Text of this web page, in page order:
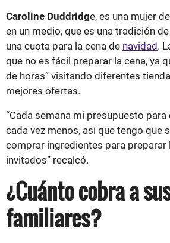
Caroline Duddridge, es una mujer
en un medio, que es una tradición
una cuota para la cena de navidad.
que no es fácil preparar la cena, ya
de horas” visitando diferentes
mejores ofertas.
“Cada semana mi presupuesto
cada vez menos, así que tengo que
comprar ingredientes para preparar
invitados” recalcó.
¿Cuánto cobra a
familiares?